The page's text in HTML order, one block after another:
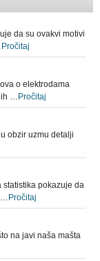
da su ovakvi motivi
Pročitaj
o elektrodama
… Pročitaj
obzir uzmu detalji
statistika pokazuje da
… Pročitaj
na javi naša mašta